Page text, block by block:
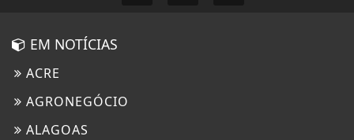
EM NOTÍCIAS
ACRE
AGRONEGÓCIO
ALAGOAS